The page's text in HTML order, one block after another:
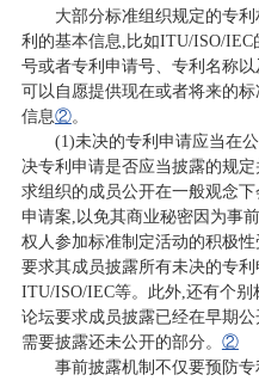
大部分标准组织规定的专
利的基本信息,比如ITU/ISO/IEC
号或者专利申请号、专利名称以
可以自愿提供现在或者将来的
信息②。
(1)未决的专利申请应当在
决专利申请是否应当披露的规
求组织的成员公开在一般观念
申请案,以免其商业秘密因为事
权人参加标准制定活动的积极
要求其成员披露所有未决的专利
ITU/ISO/IEC等。此外,还有个
论坛要求成员披露已经在早期
需要披露还未公开的部分。 ②
事前披露机制不仅要预防